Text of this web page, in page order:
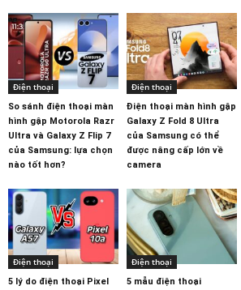
Điện thoại
So sánh điện thoại màn
hình gập Motorola Razr
Ultra và Galaxy Z Flip 7
của Samsung: lựa chọn
nào tốt hơn?
Điện thoại
Điện thoại màn hình gập
Galaxy Z Fold 8 Ultra
của Samsung có thể
được nâng cấp lớn về
camera
Điện thoại
5 lý do điện thoại Pixel
Điện thoại
5 mẫu điện thoại